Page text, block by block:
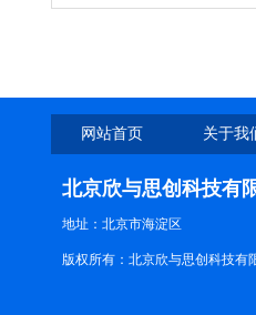
网站首页 关于我
北京欣与思创科技有
地址：北京市海淀区
版权所有：北京欣与思创科技有